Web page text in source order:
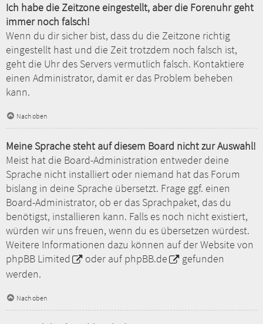
Ich habe die Zeitzone eingestellt, aber die Forenuhr geht
immer noch falsch!
Wenn du dir sicher bist, dass du die Zeitzone richtig
eingestellt hast und die Zeit trotzdem noch falsch ist,
geht die Uhr des Servers vermutlich falsch. Kontaktiere
einen Administrator, damit er das Problem beheben
kann.
Nach oben
Meine Sprache steht auf diesem Board nicht zur Auswahl!
Meist hat die Board-Administration entweder deine
Sprache nicht installiert oder niemand hat das Forum
bislang in deine Sprache übersetzt. Frage ggf. einen
Board-Administrator, ob er das Sprachpaket, das du
benötigst, installieren kann. Falls es noch nicht existiert,
würden wir uns freuen, wenn du es übersetzen würdest.
Weitere Informationen dazu können auf der Website von
phpBB Limited
oder auf phpBB.de
gefunden
werden.
Nach oben